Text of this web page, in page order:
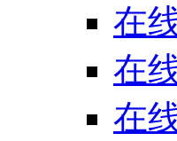
在
在
在